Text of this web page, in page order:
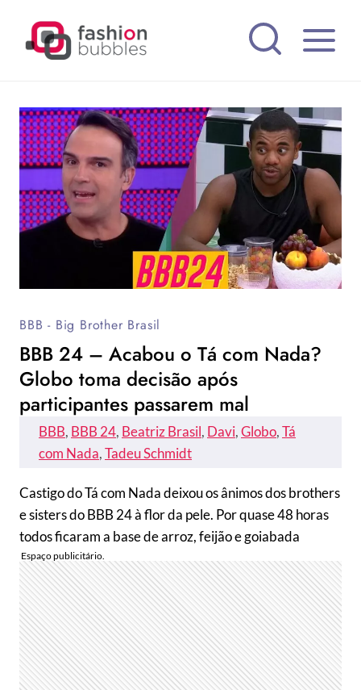
BBB - Big Brother Brasil
BBB 24 – Acabou o Tá com Nada?
Globo toma decisão após
participantes passarem mal
BBB, BBB 24, Beatriz Brasil, Davi, Globo, Tá
com Nada, Tadeu Schmidt
Castigo do Tá com Nada deixou os ânimos dos brothers
e sisters do BBB 24 à flor da pele. Por quase 48 horas
todos ficaram a base de arroz, feijão e goiabada